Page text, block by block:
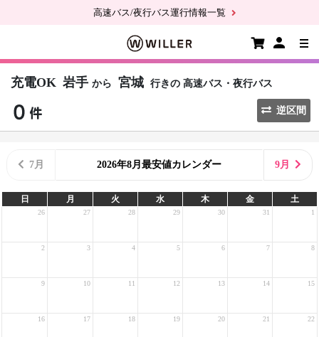
高速バス/夜行バス運行情報一覧
充電OK 岩手 から 宮城 行きの 高速バス・夜行バス
逆区間
7月 2026年8月最安値カレンダー 9月
日 月 火 水 木 金 土
26 27 28 29 30 31 1
2 3 4 5 6 7 8
9 10 11 12 13 14 15
16 17 18 19 20 21 22